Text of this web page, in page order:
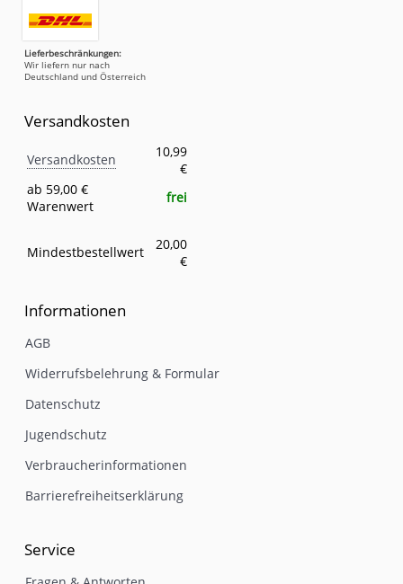
Lieferbeschränkungen:
Wir liefern nur nach
Deutschland und Österreich
Versandkosten
Eigenschaft
Versandkosten
10,99
€
ab 59,00 €
Warenwert
frei
Mindestbestellwert
20,00
€
Informationen
AGB
Widerrufsbelehrung & Formular
Datenschutz
Jugendschutz
Verbraucherinformationen
Barrierefreiheitserklärung
Service